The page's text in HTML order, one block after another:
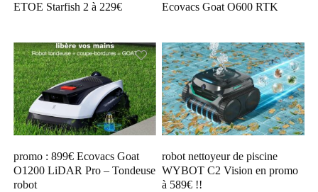
ETOE Starfish 2 à 229€ Ecovacs Goat O600 RTK
promo : 899€ Ecovacs Goat
O1200 LiDAR Pro – Tondeuse
robot
robot nettoyeur de piscine
WYBOT C2 Vision en promo
à 589€ !!